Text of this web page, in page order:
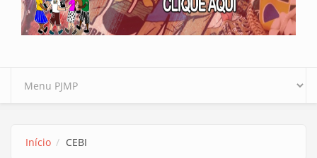
Início CEBI